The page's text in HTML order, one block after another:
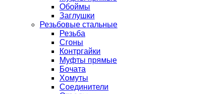
Обоймы
Заглушки
Резьбовые стальные
Резьба
Сгоны
Контргайки
Муфты прямые
Бочата
Хомуты
Соединители